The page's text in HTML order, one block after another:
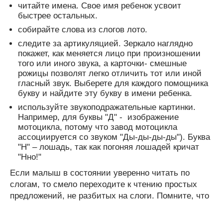
читайте имена. Свое имя ребенок усвоит
быстрее остальных.
собирайте слова из слогов лото.
следите за артикуляцией. Зеркало наглядно
покажет, как меняется лицо при произношении
того или иного звука, а карточки- смешные
рожицы позволят легко отличить тот или иной
гласный звук. Выберете для каждого помощника
букву и найдите эту букву в имени ребенка.
используйте звукоподражательные картинки.
Например, для буквы "Д" - изображение
мотоцикла, потому что завод мотоцикла
ассоциируется со звуком "Ды-ды-ды-ды"). Буква
"Н" – лошадь, так как погоняя лошадей кричат
"Нно!"
Если малыш в состоянии уверенно читать по
слогам, то смело переходите к чтению простых
предложений, не разбитых на слоги. Помните, что